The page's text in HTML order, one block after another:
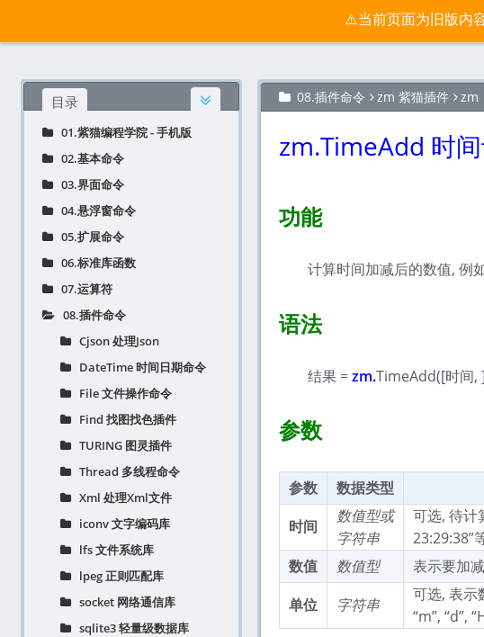
⚠️当前页面为旧版内
归档 标签 社区
目录
01.紫猫编程学院 - 手机版
02.基本命令
03.界面命令
04.悬浮窗命令
05.扩展命令
06.标准库函数
07.运算符
08.插件命令
Cjson 处理Json
DateTime 时间日期命令
File 文件操作命令
Find 找图找色插件
TURING 图灵插件
Thread 多线程命令
Xml 处理Xml文件
iconv 文字编码库
lfs 文件系统库
lpeg 正则匹配库
socket 网络通信库
sqlite3 轻量级数据库
08.插件命令 zm 紫猫插件 zm
zm.TimeAdd 时
功能
计算时间加减后的数值, 例
语法
结果 =zm.TimeAdd([时间,
参数
参数 数据类型
时间
数值型或
字符串
可选, 待计
23:29:38”
数值
数值型
表示要加
单位
字符串
可选, 表示
“m”, “d”,